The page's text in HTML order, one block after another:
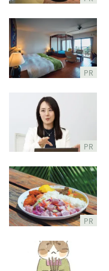
PR
PR
PR